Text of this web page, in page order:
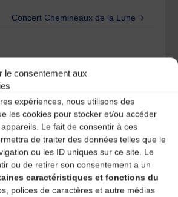
le consentement aux
expériences, nous utilisons des
les cookies pour stocker et/ou accéder
Le fait de consentir à ces
de traiter des données telles que le
ou les ID uniques sur ce site. Le
ou de retirer son consentement a un
caractéristiques et fonctions du
polices de caractères et autre médias
Concert Chemineaux de la Lune
un
ne sera pas publiée. Les champs
avec *